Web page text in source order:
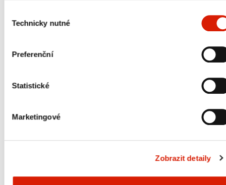
Jednotlivé typy cookies a další informace naleznete níže v
tabulce. V případě nejasností či pro výkon Vašich práv nás
neváhejte kontaktovat nebo využít kontaktní údaje
pro ochranu osobních údajů.
souhlasu
Technicky nutné
Preferenční
Statistické
Marketingové
Zobrazit detaily
Procesní oleje
Asfalty
Asfaltové výrobky
Etylen, propylen & jiné petrochemické výrobky